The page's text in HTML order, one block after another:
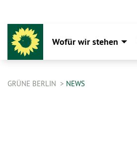
Wofür wir stehen
GRÜNE BERLIN NEWS